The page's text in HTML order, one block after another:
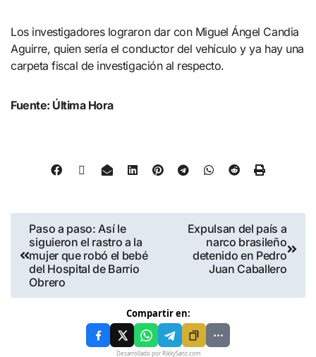
Los investigadores lograron dar con Miguel Ángel Candia
Aguirre, quien sería el conductor del vehículo y ya hay una
carpeta fiscal de investigación al respecto.
Fuente: Última Hora
Paso a paso: Así le
siguieron el rastro a la
mujer que robó el bebé
del Hospital de Barrio
Obrero
Expulsan del país a
narco brasileño
detenido en Pedro
Juan Caballero
Compartir en:
Desarrollado por RikkySanz.com